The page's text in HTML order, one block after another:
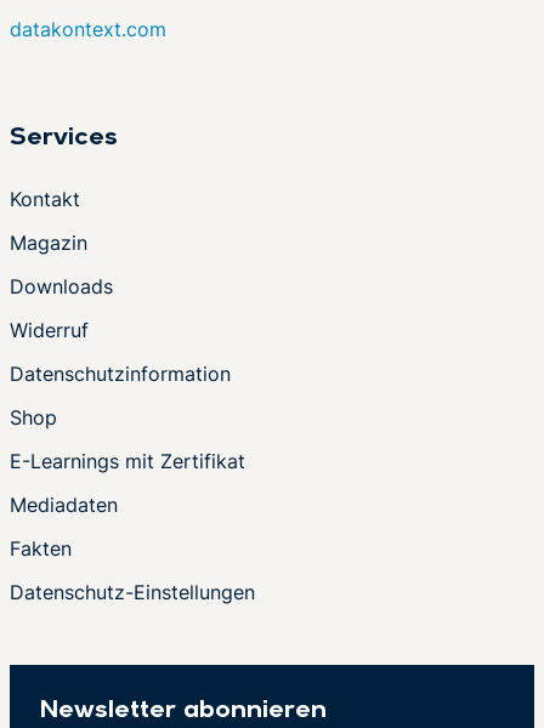
datakontext.com
Services
Kontakt
Magazin
Downloads
Widerruf
Datenschutzinformation
Shop
E-Learnings mit Zertifikat
Mediadaten
Fakten
Datenschutz-Einstellungen
Newsletter abonnieren